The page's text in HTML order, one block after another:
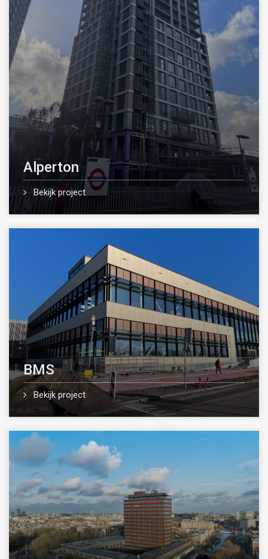
Alperton
Bekijk project
BMS
Bekijk project